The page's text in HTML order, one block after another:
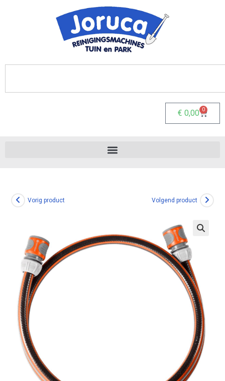
€ 0,00 0
Vorig product Volgend product